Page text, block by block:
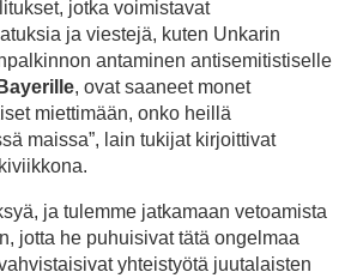
jotka voimistavat
ja viestejä, kuten Unkarin
antaminen antisemitistiselle
, ovat saaneet monet
miettimään, onko heillä
maissa”, lain tukijat kirjoittivat
ja tulemme jatkamaan vetoamista
jotta he puhuisivat tätä ongelmaa
yhteistyötä juutalaisten